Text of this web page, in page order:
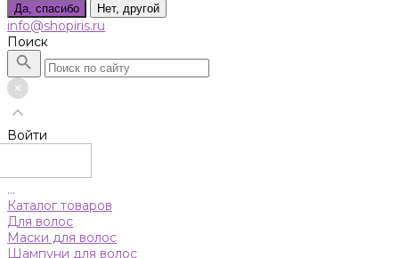
Да, спасибо Нет, другой
info@shopiris.ru
Поиск
Войти
...
Каталог товаров
Для волос
Маски для волос
Шампуни для волос